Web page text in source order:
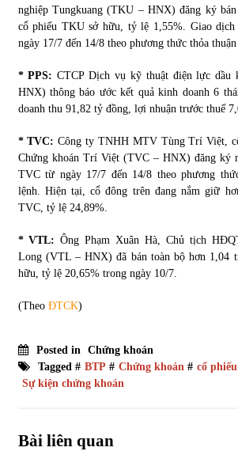
nghiệp Tungkuang (TKU – HNX) đăng ký
cổ phiếu TKU sở hữu, tỷ lệ 1,55%. Giao
ngày 17/7 đến 14/8 theo phương thức thỏa thuận
* PPS:CTCP Dịch vụ kỹ thuật điện lực dầu
HNX) thông báo ước kết quả kinh doanh 6
doanh thu 91,82 tỷ đồng, lợi nhuận trước thuế
* TVC: Công ty TNHH MTV Tùng Trí Việt,
Chứng khoán Trí Việt (TVC – HNX) đăng ký
TVC từ ngày 17/7 đến 14/8 theo phương
lệnh. Hiện tại, cổ đông trên đang nắm giữ
TVC, tỷ lệ 24,89%.
* VTL:Ông Phạm Xuân Hà, Chủ tịch
Long (VTL – HNX) đã bán toàn bộ hơn 1,04
hữu, tỷ lệ 20,65% trong ngày 10/7.
(Theo ĐTCK)
Posted in
Chứng khoán
Tagged # BTP # Chứng khoán # cổ phiếu
Sự kiện chứng khoán
Bài liên quan